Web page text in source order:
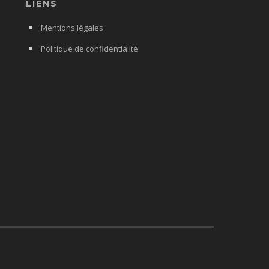
LIENS
Mentions légales
Politique de confidentialité